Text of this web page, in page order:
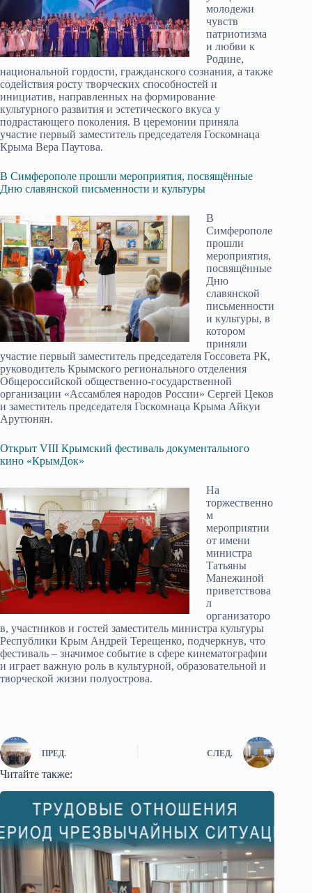
молодежи
чувств
патриотизма
и любви к
Родине,
национальной гордости, гражданского сознания, а также
содействия росту творческих способностей и
инициатив, направленных на формирование
культурного развития и эстетического вкуса у
подрастающего поколения. В церемонии приняла
участие первый заместитель председателя Госкомнаца
Крыма Вера Паутова.
В Симферополе прошли мероприятия, посвящённые
Дню славянской письменности и культуры
В
Симферополе
прошли
мероприятия,
посвящённые
Дню
славянской
письменности
и культуры, в
котором
приняли
участие первый заместитель председателя Госсовета РК,
руководитель Крымского регионального отделения
Общероссийской общественно-государственной
организации «Ассамблея народов России» Сергей Цеков
и заместитель председателя Госкомнаца Крыма Айкуи
Арутюнян.
Открыт VIII Крымский фестиваль документального
кино «КрымДок»
На
торжественно
м
мероприятии
от имени
министра
Татьяны
Манежиной
приветствова
л
организаторо
в, участников и гостей заместитель министра культуры
Республики Крым Андрей Терещенко, подчеркнув, что
фестиваль – значимое событие в сфере кинематографии
и играет важную роль в культурной, образовательной и
творческой жизни полуострова.
ПРЕД. СЛЕД.
Читайте также: